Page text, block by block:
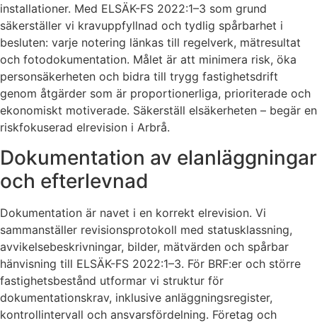
installationer. Med ELSÄK-FS 2022:1–3 som grund
säkerställer vi kravuppfyllnad och tydlig spårbarhet i
besluten: varje notering länkas till regelverk, mätresultat
och fotodokumentation. Målet är att minimera risk, öka
personsäkerheten och bidra till trygg fastighetsdrift
genom åtgärder som är proportionerliga, prioriterade och
ekonomiskt motiverade. Säkerställ elsäkerheten – begär en
riskfokuserad elrevision i Arbrå.
Dokumentation av elanläggningar
och efterlevnad
Dokumentation är navet i en korrekt elrevision. Vi
sammanställer revisionsprotokoll med statusklassning,
avvikelsebeskrivningar, bilder, mätvärden och spårbar
hänvisning till ELSÄK-FS 2022:1–3. För BRF:er och större
fastighetsbestånd utformar vi struktur för
dokumentationskrav, inklusive anläggningsregister,
kontrollintervall och ansvarsfördelning. Företag och